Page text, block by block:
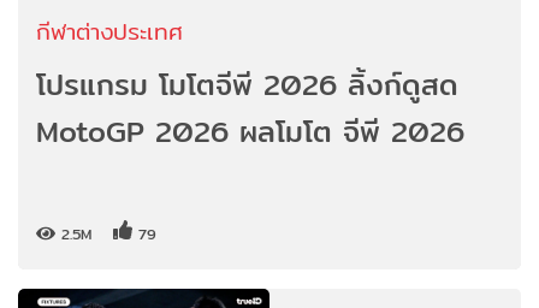
กีฬาต่างประเทศ
โปรแกรม โมโตจีพี 2026 ลิ้งก์ดูสด
MotoGP 2026 ผลโมโต จีพี 2026
2.5M 79